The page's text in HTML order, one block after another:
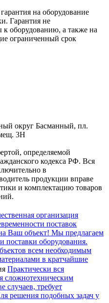
на оборудование
Гарантия не
к оборудованию, а также на
ограниченный срок
округ Басманный, пл.
3Н
определяемой
кодекса РФ. Вся
в
продукции вправе
и комплектацию товаров
организация
поставок
Ваш объект! Мы предлагаем
поставки оборудования.
всем необходимым
в кратчайшие
Практически вся
сложнотехническим
случаев, требует
решения подобных задач у